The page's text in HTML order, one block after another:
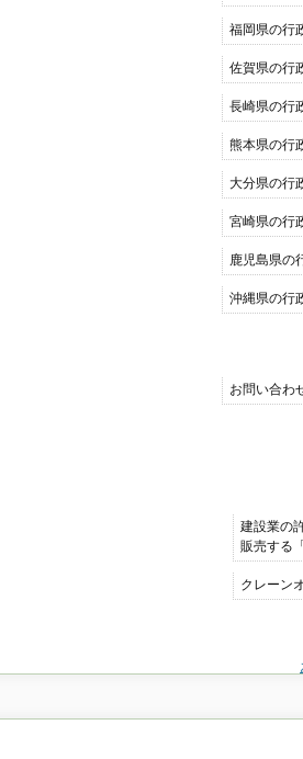
福岡県の行
佐賀県の行
長崎県の行
熊本県の行
大分県の行
宮崎県の行
鹿児島県の
沖縄県の行
お問い合わ
建設業の
販売する
クレーン